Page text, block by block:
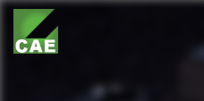
Panneau de gestion des